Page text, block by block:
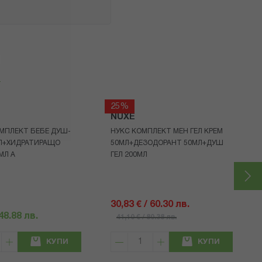
БЕБЕ ДУШ-
A
лв.
КУПИ
25%
NUXE
НУКС КОМПЛЕКТ МЕН ГЕЛ КРЕМ
50МЛ+ДЕЗОДОРАНТ 50МЛ+ДУШ
ГЕЛ 200МЛ
30,83 € / 60.30 лв.
41,10 € / 80.38 лв.
КУПИ